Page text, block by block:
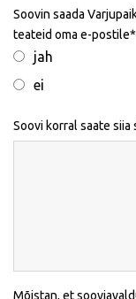
Soovin saada
teateid oma e-postile
jah
ei
Soovi korral saate
Mõistan, et